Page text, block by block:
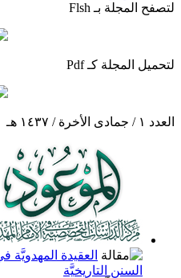
لتصفح المجلة بـ Flsh
لتحميل المجلة كـ Pdf
العدد ١ / جمادى الأخرة / ١٤٣٧ هـ
العقيدة
السنن التاريخيَّة